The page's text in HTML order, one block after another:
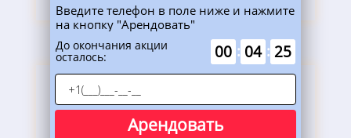
Введите телефон в поле ниже и нажмите
на кнопку "Арендовать"
До окончания акции
осталось: 00 : 04 : 24
Арендовать